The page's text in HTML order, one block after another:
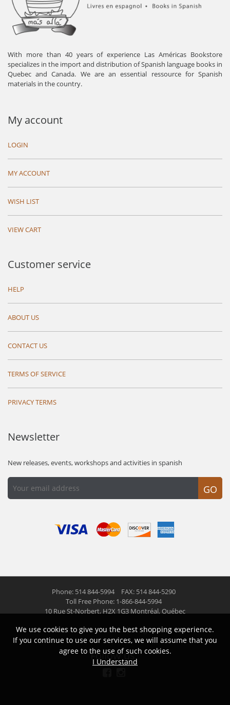
With more than 40 years of experience Las Américas Bookstore
specializes in the import and distribution of Spanish language books in
Quebec and Canada. We are an essential ressource for Spanish
materials in the country.
My account
LOGIN
MY ACCOUNT
WISH LIST
VIEW CART
Customer service
HELP
ABOUT US
CONTACT US
TERMS OF SERVICE
PRIVACY TERMS
Newsletter
New releases, events, workshops and activities in spanish
GO
Phone: 514 844-5994
FAX: 514 844-5290
Toll Free Phone: 1-866-844-5994
10 Rue St-Norbert, H2X 1G3 Montréal, Québec
© 2026 Las Americas inc. All right reserved
Follow us
We use cookies to give you the best shopping experience.
If you continue to use our services, we will assume that you
agree to the use of such cookies.
I Understand